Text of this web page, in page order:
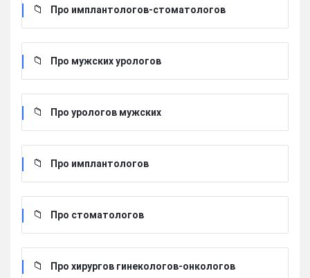
Про имплантологов-стоматологов
Про мужских урологов
Про урологов мужских
Про имплантологов
Про стоматологов
Про хирургов гинекологов-онкологов